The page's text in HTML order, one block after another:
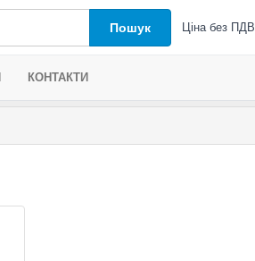
Пошук Ціна без ПДВ
КОНТАКТИ